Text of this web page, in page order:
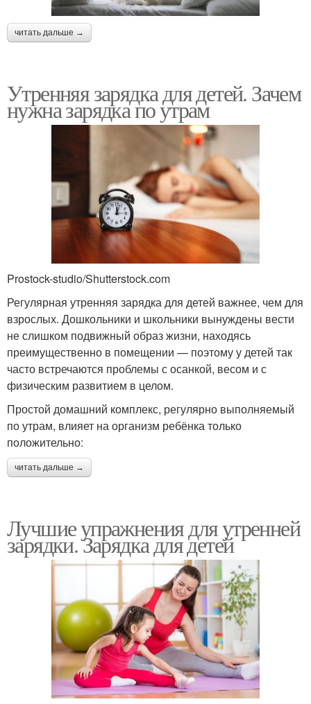
читать дальше →
Утренняя зарядка для детей. Зачем
нужна зарядка по утрам
Prostock-studio/Shutterstock.com
Регулярная утренняя зарядка для детей важнее, чем для
взрослых. Дошкольники и школьники вынуждены вести
не слишком подвижный образ жизни, находясь
преимущественно в помещении — поэтому у детей так
часто встречаются проблемы с осанкой, весом и с
физическим развитием в целом.
Простой домашний комплекс, регулярно выполняемый
по утрам, влияет на организм ребёнка только
положительно:
читать дальше →
Лучшие упражнения для утренней
зарядки. Зарядка для детей